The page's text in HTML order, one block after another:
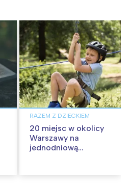
RAZEM Z DZIECKIEM
20 miejsc w okolicy
Warszawy na
jednodniową